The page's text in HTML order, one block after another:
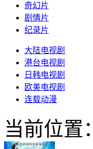
奇幻片
剧情片
纪录片
大陆电视剧
港台电视剧
日韩电视剧
欧美电视剧
连载动漫
当前位置：